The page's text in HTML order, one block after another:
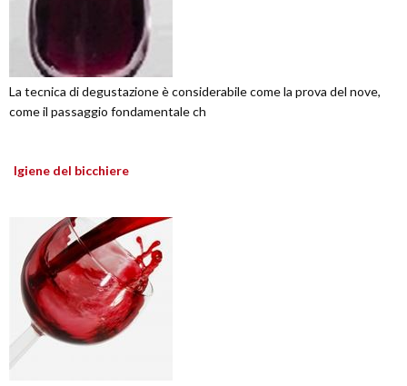
La tecnica di degustazione è considerabile come la prova del nove,
come il passaggio fondamentale ch
Igiene del bicchiere